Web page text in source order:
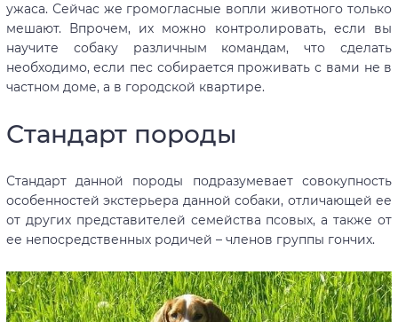
ужаса. Сейчас же громогласные вопли животного только
мешают. Впрочем, их можно контролировать, если вы
научите собаку различным командам, что сделать
необходимо, если пес собирается проживать с вами не в
частном доме, а в городской квартире.
Стандарт породы
Стандарт данной породы подразумевает совокупность
особенностей экстерьера данной собаки, отличающей ее
от других представителей семейства псовых, а также от
ее непосредственных родичей – членов группы гончих.